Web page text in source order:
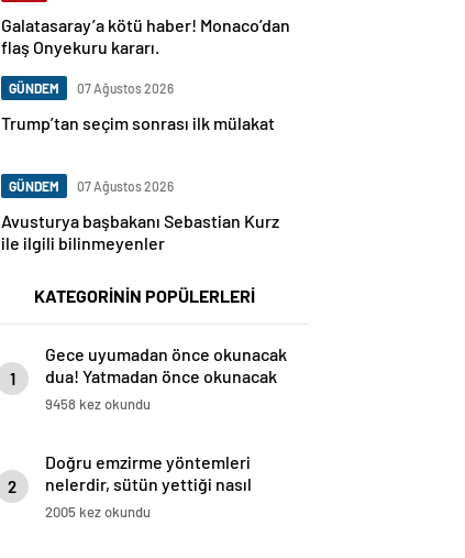
Galatasaray’a kötü haber! Monaco’dan
flaş Onyekuru kararı.
GÜNDEM 07 Ağustos 2026
Trump’tan seçim sonrası ilk mülakat
GÜNDEM 07 Ağustos 2026
Avusturya başbakanı Sebastian Kurz
ile ilgili bilinmeyenler
KATEGORİNİN POPÜLERLERİ
1
Gece uyumadan önce okunacak
dua! Yatmadan önce okunacak
dualar! Uyumak için hangi dua?
9458 kez okundu
2
Doğru emzirme yöntemleri
nelerdir, sütün yettiği nasıl
anlaşılır?
2005 kez okundu